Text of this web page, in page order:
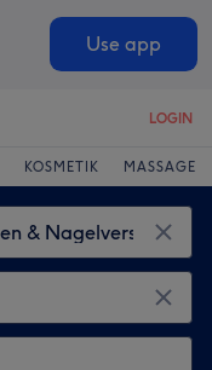
Use app
LOGIN
KOSMETIK MASSAGE